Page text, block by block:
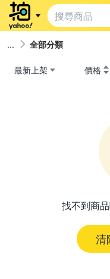
全部分類
最新上架 價格
找不到商
清